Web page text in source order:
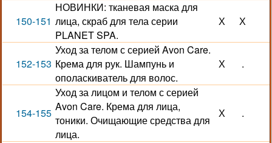
150-151
НОВИНКИ: тканевая маска для
лица, скраб для тела серии
PLANET SPA.
Х Х
152-153
Уход за телом с серией Avon Care.
Крема для рук. Шампунь и
ополаскиватель для волос.
Х .
154-155
Уход за лицом и телом с серией
Avon Care. Крема для лица,
тоники. Очищающие средства для
лица.
Х .